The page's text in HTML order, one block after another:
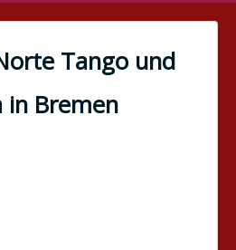
Tango und
in Bremen